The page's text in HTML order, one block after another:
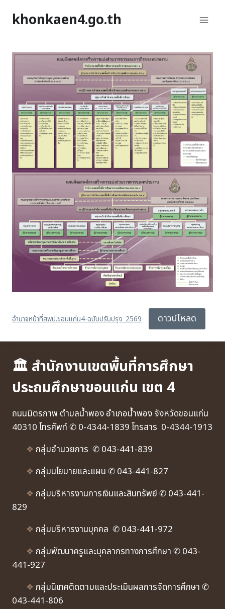
khonkaen4.go.th
อำนาจหน้าที่สพป.ขอนแก่น4-ฉบับปรับปรุง_2569 ดาวน์โหลด
🏛 สำนักงานเขตพื้นที่การศึกษา
ประถมศึกษาขอนแก่น เขต 4
ถนนมิตรภาพ ตำบลน้ำพอง อำเภอน้ำพอง จังหวัดขอนแก่น
40310 โทรศัพท์ ✆ 0-4344-1839 โทรสาร 0-4344-1913
❖ กลุ่มอำนวยการ ✆ 043-441-839
❖ กลุ่มนโยบายและแผน ✆ 043-441-827
❖ กลุ่มบริหารงานการเงินและสินทรัพย์ ✆ 043-441-
829
❖ กลุ่มบริหารงานบุคคล ✆ 043-441-972
❖ กลุ่มพัฒนาครูและบุคลากรทางการศึกษา ✆ 043-
441-927
❖ กลุ่มนิเทศติดตามและประเมินผลการจัดการศึกษา ✆
043-441-806